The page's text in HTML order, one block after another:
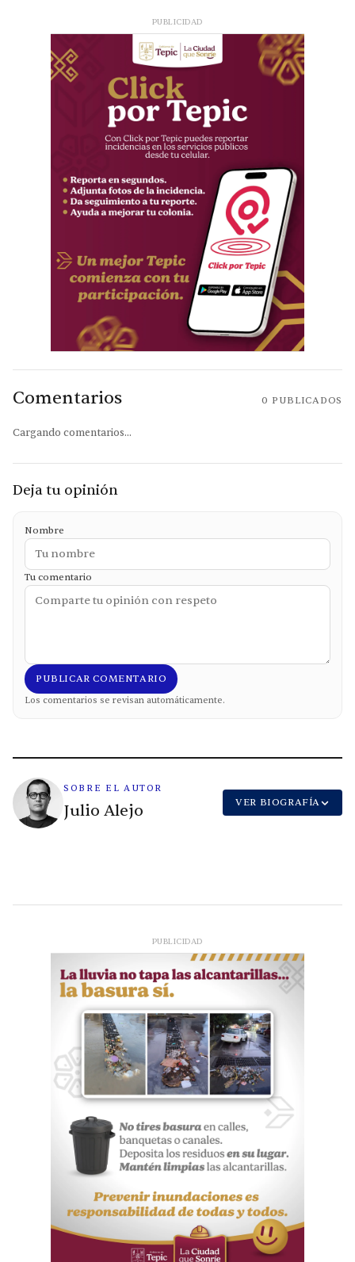
PUBLICIDAD
Comentarios 0 PUBLICADOS
Cargando comentarios...
Deja tu opinión
Nombre
Tu comentario
PUBLICAR COMENTARIO
Los comentarios se revisan automáticamente.
SOBRE EL AUTOR
Julio Alejo VER BIOGRAFÍA
PUBLICIDAD